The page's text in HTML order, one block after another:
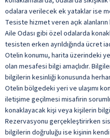
Kahvaltı Salonu
Oda Servisi
Restoran
Şişeli İçecekler
Snack Restoran
Taze Sıkılmış Meyve Suları
Türk Kahvesi
Yabancı Alkollü İçecek
Yerli Alkollü İçecek
odalara verilecek ek yataklar ise
Tesiste hizmet veren açık alanların
Aile Odası gibi özel odalarda
tesisten erken ayrıldığında ücret
Otelin konumu, harita üzerindeki
olan mesafesi bilgi amaçlıdır.
bilgilerin kesinliği konusunda
Otelin bölgedeki yeri ve ulaşımı
iletişime geçilmesi misafirin
konaklayacak kişi veya kişilerin
Rezervasyonu gerçekleştirirken
bilgilerin doğruluğu ise kişinin